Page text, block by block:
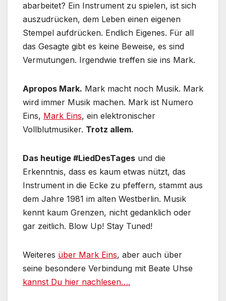
abarbeitet? Ein Instrument zu spielen, ist sich
auszudrücken, dem Leben einen eigenen
Stempel aufdrücken. Endlich Eigenes. Für all
das Gesagte gibt es keine Beweise, es sind
Vermutungen. Irgendwie treffen sie ins Mark.
Apropos Mark. Mark macht noch Musik. Mark
wird immer Musik machen. Mark ist Numero
Eins, Mark Eins, ein elektronischer
Vollblutmusiker. Trotz allem.
Das heutige #LiedDesTages und die
Erkenntnis, dass es kaum etwas nützt, das
Instrument in die Ecke zu pfeffern, stammt aus
dem Jahre 1981 im alten Westberlin. Musik
kennt kaum Grenzen, nicht gedanklich oder
gar zeitlich. Blow Up! Stay Tuned!
Weiteres über Mark Eins, aber auch über
seine besondere Verbindung mit Beate Uhse
kannst Du hier nachlesen….